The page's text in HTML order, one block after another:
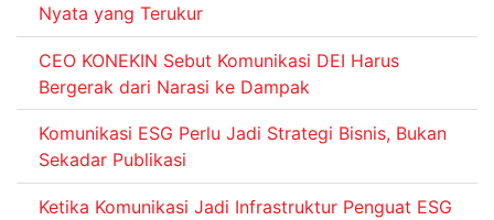
Nyata yang Terukur
CEO KONEKIN Sebut Komunikasi DEI Harus
Bergerak dari Narasi ke Dampak
Komunikasi ESG Perlu Jadi Strategi Bisnis, Bukan
Sekadar Publikasi
Ketika Komunikasi Jadi Infrastruktur Penguat ESG